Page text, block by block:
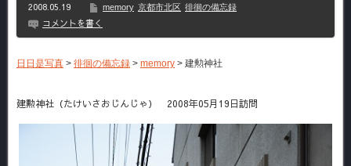
2008.05.19 memory 京都市北区 徘徊の備忘録
コメントを書く
日日是写真 > 徘徊の備忘録 > memory > 建勲神社
建勲神社（たけいさおじんじゃ） 2008年05月19日訪問